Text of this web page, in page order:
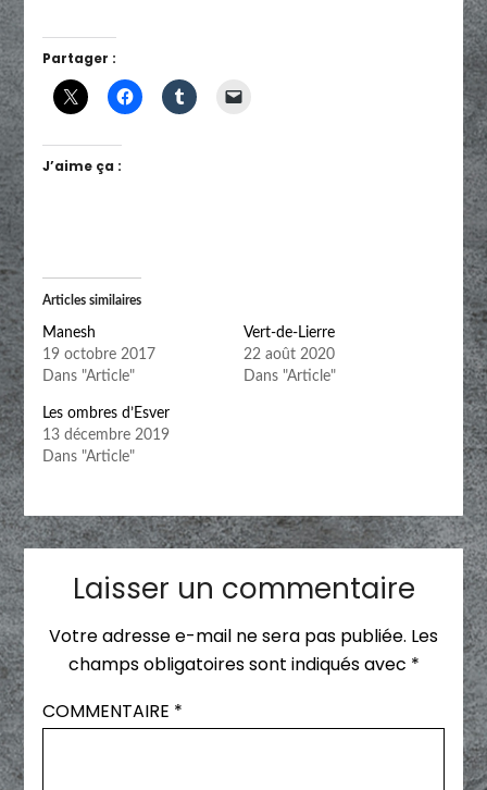
Partager :
J’aime ça :
Articles similaires
Manesh
19 octobre 2017
Dans "Article"
Vert-de-Lierre
22 août 2020
Dans "Article"
Les ombres d’Esver
13 décembre 2019
Dans "Article"
Laisser un commentaire
Votre adresse e-mail ne sera pas publiée. Les
champs obligatoires sont indiqués avec *
COMMENTAIRE *